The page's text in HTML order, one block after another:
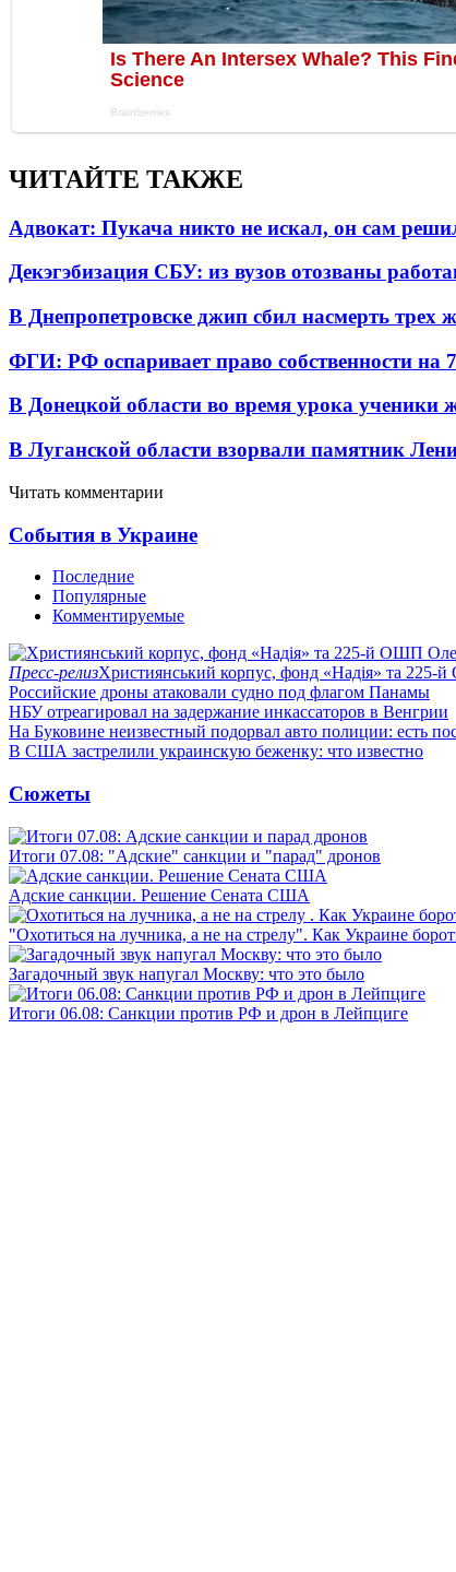
ЧИТАЙТЕ ТАКЖЕ
Адвокат: Пукача никто не искал, он сам
Декэгэбизация СБУ: из вузов отозваны
В Днепропетровске джип сбил насмерть
ФГИ: РФ оспаривает право собственности на
В Донецкой области во время урока ученики
В Луганской области взорвали памятник
Читать комментарии
События в Украине
Последние
Популярные
Комментируемые
Пресс-релизХристиянський корпус, фонд «Надія» та
Российские дроны атаковали судно под флагом Панамы
НБУ отреагировал на задержание инкассаторов в Венгрии
На Буковине неизвестный подорвал авто полиции: есть
В США застрелили украинскую беженку: что известно
Сюжеты
Итоги 07.08: "Адские" санкции и "парад" дронов
Адские санкции. Решение Сената США
"Охотиться на лучника, а не на стрелу". Как Украине
Загадочный звук напугал Москву: что это было
Итоги 06.08: Санкции против РФ и дрон в Лейпциге